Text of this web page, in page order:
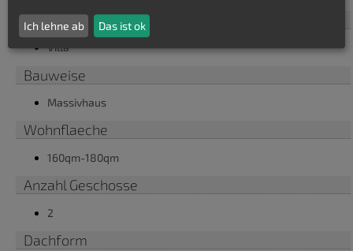
Baustil
Villa
Bauweise
Massivhaus
Wohnflaeche
160qm-180qm
Anzahl Geschosse
2
Dachform
Ich lehne ab Das ist ok